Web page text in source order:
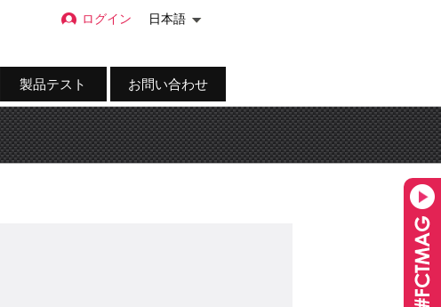
製品テスト お問い合わせ
ログイン 日本語